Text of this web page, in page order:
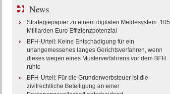
News
Strategiepapier zu einem digitalen Meldesystem: 105
Milliarden Euro Effizienzpotenzial
BFH-Urteil: Keine Entschädigung für ein
unangemessenes langes Gerichtsverfahren, wenn
dieses wegen eines Musterverfahrens vor dem BFH
ruhte
BFH-Urteil: Für die Grunderwerbsteuer ist die
zivilrechtliche Beteiligung an einer